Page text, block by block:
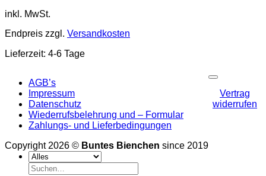
inkl. MwSt.
Endpreis zzgl. Versandkosten
Lieferzeit: 4-6 Tage
AGB’s
Impressum
Datenschutz
Wiederrufsbelehrung und – Formular
Zahlungs- und Lieferbedingungen
Copyright 2026 © Buntes Bienchen since 2019
Vertrag
widerrufen
Suchen